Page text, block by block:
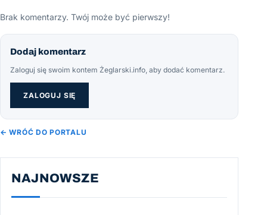
Brak komentarzy. Twój może być pierwszy!
Dodaj komentarz
Zaloguj się swoim kontem Żeglarski.info, aby dodać komentarz.
ZALOGUJ SIĘ
← WRÓĆ DO PORTALU
NAJNOWSZE